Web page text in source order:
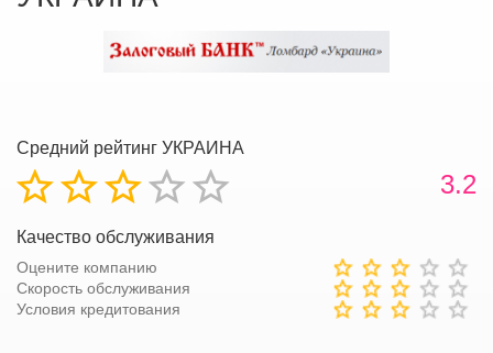
Средний рейтинг УКРАИНА
3.2
Качество обслуживания
Оцените компанию
Скорость обслуживания
Условия кредитования